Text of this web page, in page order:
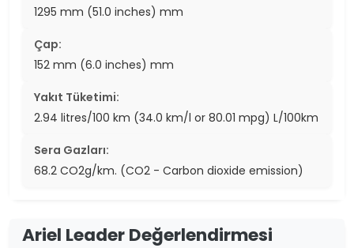
1295 mm (51.0 inches) mm
Çap:
152 mm (6.0 inches) mm
Yakıt Tüketimi:
2.94 litres/100 km (34.0 km/l or 80.01 mpg) L/100km
Sera Gazları:
68.2 CO2g/km. (CO2 - Carbon dioxide emission)
Ariel Leader Değerlendirmesi